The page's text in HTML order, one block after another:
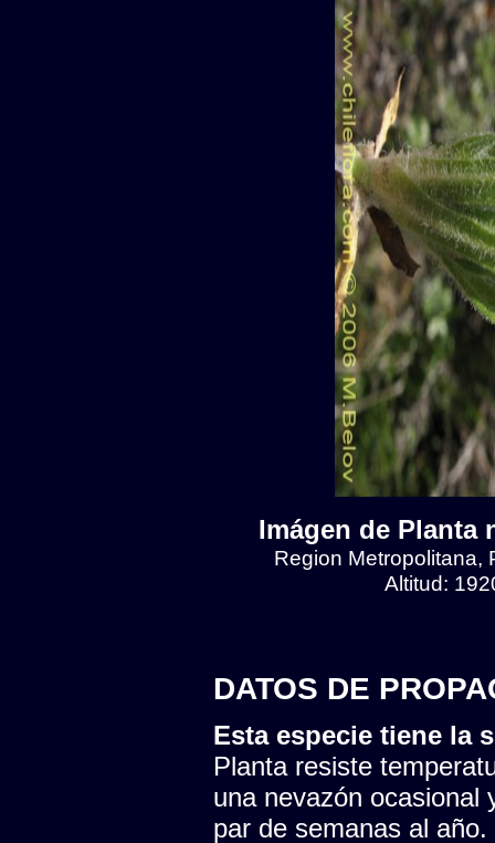
Imágen de Planta
Region Metropolitana,
Altitud:
DATOS DE
Esta especie tiene la
Planta resiste
una nevazón ocasional
par de semanas al